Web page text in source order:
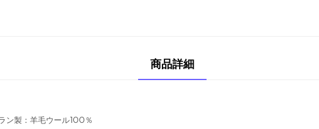
商品詳細
ン製：羊毛ウール100％